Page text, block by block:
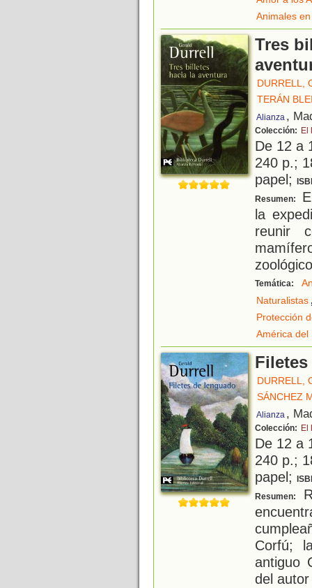
Animales
Tres
DURRELL,
TERÁN
Alianza ,
Colección: El
De 12 a
240 p.;
papel;
Resumen:
la
reunir
Temática:
Naturalistas
Protección
América del
DURRELL,
SÁNCHEZ
Alianza ,
Colección: El
De 12 a
240 p.;
papel;
Resumen:
Corfú;
antiguo
del